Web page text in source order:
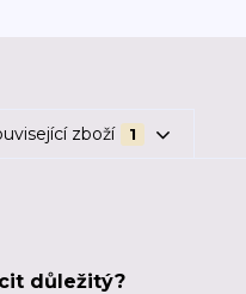
zboží 1
důležitý?